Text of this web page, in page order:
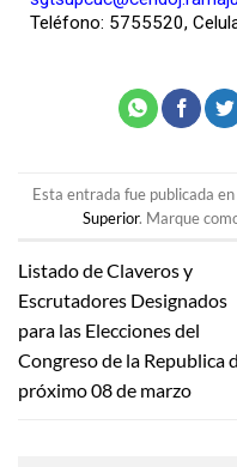
Teléfono: 5755520,
Esta entrada fue publicada en
Superior. Marque
Listado de Claveros y
Escrutadores Designados
para las Elecciones del
Congreso de la Republica
próximo 08 de marzo